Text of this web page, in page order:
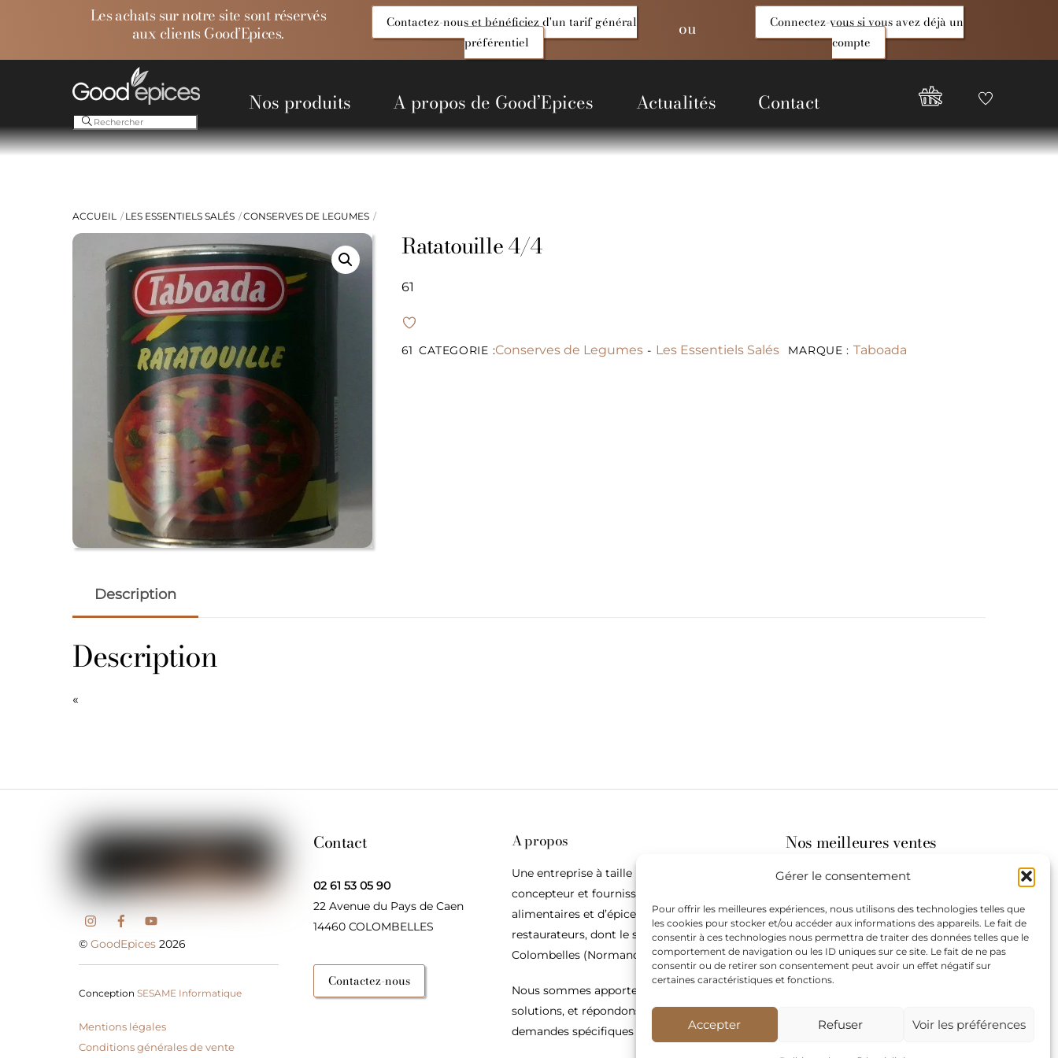
Gérer le consentement
Pour offrir les meilleures expériences, nous utilisons des technologies telles que
les cookies pour stocker et/ou accéder aux informations des appareils. Le fait de
consentir à ces technologies nous permettra de traiter des données telles que le
comportement de navigation ou les ID uniques sur ce site. Le fait de ne pas
consentir ou de retirer son consentement peut avoir un effet négatif sur
certaines caractéristiques et fonctions.
Accepter Refuser Voir les préférences
Les achats sur notre site sont réservés
aux clients Good’Epices.
Contactez-nous et bénéficiez d'un tarif général
préférentiel
ou
Connectez-vous si vous avez déjà un
compte
Nos produits A propos de Good’Epices Actualités Contact
Compte
Good
Epices
Favoris
ACCUEIL LES ESSENTIELS SALÉS CONSERVES DE LEGUMES
Ratatouille 4/4
61
61 CATEGORIE :Conserves de Legumes - Les Essentiels Salés MARQUE : Taboada
Description
Description
«
©GoodEpices 2026
ConceptionSESAME Informatique
Mentions légales
Conditions générales de vente
Contact
02 61 53 05 90
22 Avenue du Pays de Caen
14460 COLOMBELLES
Contactez-nous
A propos
Une entreprise à taille humaine,
concepteur et fournisseur de produits
alimentaires et d’épices pour les
restaurateurs, dont le siège social est à
Colombelles (Normandie).
Nous sommes apporteurs d’idées, de
solutions, et répondons présents pour les
demandes spécifiques des restaurateurs.
Nos meilleures ventes